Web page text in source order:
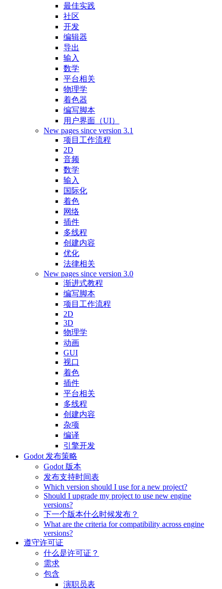
最佳实践
社区
开发
编辑器
导出
输入
数学
平台相关
物理学
着色器
编写脚本
用户界面（UI）
New pages since version 3.1
项目工作流程
2D
音频
数学
输入
国际化
着色
网络
插件
多线程
创建内容
优化
法律相关
New pages since version 3.0
渐进式教程
编写脚本
项目工作流程
2D
3D
物理学
动画
GUI
视口
着色
插件
平台相关
多线程
创建内容
杂项
编译
引擎开发
Godot 发布策略
Godot 版本
发布支持时间表
Which version should I use for a new project?
Should I upgrade my project to use new engine
versions?
下一个版本什么时候发布？
What are the criteria for compatibility across engine
versions?
遵守许可证
什么是许可证？
需求
包含
演职员表